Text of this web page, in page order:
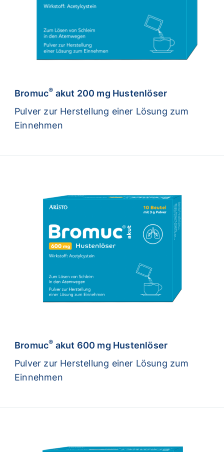
Bromuc® akut 200 mg Hustenlöser
Pulver zur Herstellung einer Lösung zum
Einnehmen
Bromuc® akut 600 mg Hustenlöser
Pulver zur Herstellung einer Lösung zum
Einnehmen